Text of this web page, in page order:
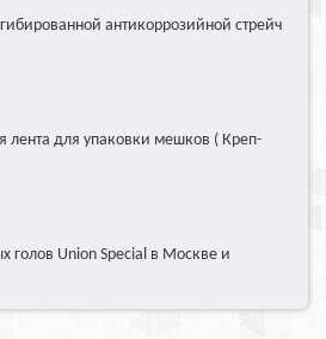
антикоррозийной стрейч
лента для упаковки мешков ( Креп-
голов Union Special в Москве и